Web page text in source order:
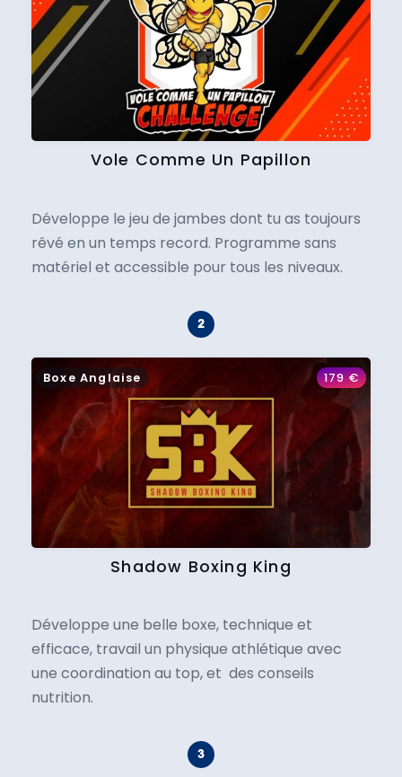
Vole Comme Un Papillon
Développe le jeu de jambes dont tu as toujours
rêvé en un temps record. Programme sans
matériel et accessible pour tous les niveaux.
Boxe Anglaise 179€
Shadow Boxing King
Développe une belle boxe, technique et
efficace, travail un physique athlétique avec
une coordination au top, et des conseils
nutrition.